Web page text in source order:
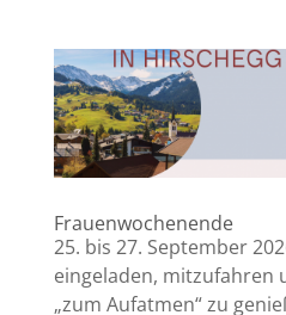
Frauenwochenende
25. bis 27. September
eingeladen, mitzufahren
„zum Aufatmen“ zu